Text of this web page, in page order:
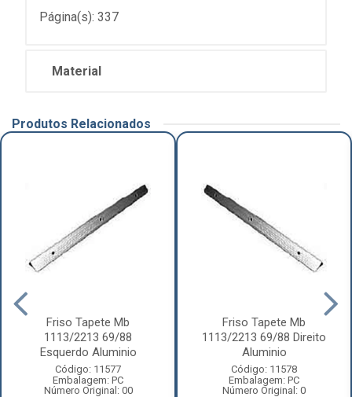
Página(s): 337
Material
Produtos Relacionados
Friso Tapete Mb
1113/2213 69/88
Esquerdo Aluminio
Código: 11577
Embalagem: PC
Número Original: 00
Friso Tapete Mb
1113/2213 69/88 Direito
Aluminio
Código: 11578
Embalagem: PC
Número Original: 0